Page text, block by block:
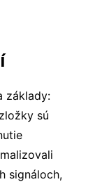
základy:
sú
signáloch,